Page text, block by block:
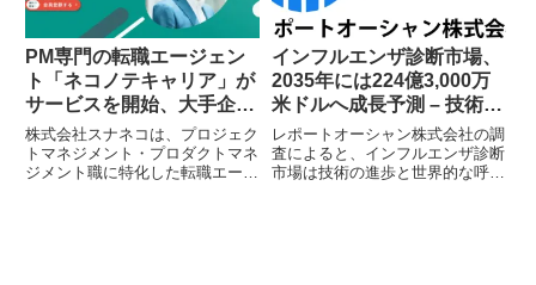
PM専門の転職エージェン
ト「ネコノテキャリア」が
サービスを開始、大手企業
へのキャリアアップを支援
株式会社スナネコは、プロジェク
トマネジメント・プロダクトマネ
ジメント職に特化した転職エージ
インフルエンザ診断市場、
2035年には224億3,000万
米ドルへ成長予測 – 技術革
新と呼吸器感染症増加が牽
引
レポートオーシャン株式会社の調
査によると、インフルエンザ診断
市場は技術の進歩と世界的な呼吸